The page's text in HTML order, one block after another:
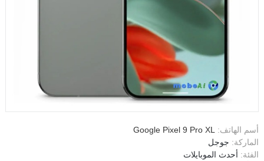
أسم الهاتف: Google Pixel 9 Pro XL
الماركة: جوجل
الفئة: أحدث الموبايلات